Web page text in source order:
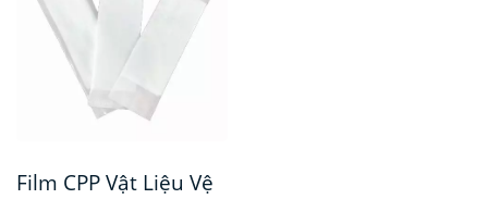
Film CPP Vật Liệu Vệ